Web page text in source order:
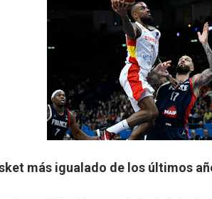
más igualado de los últimos